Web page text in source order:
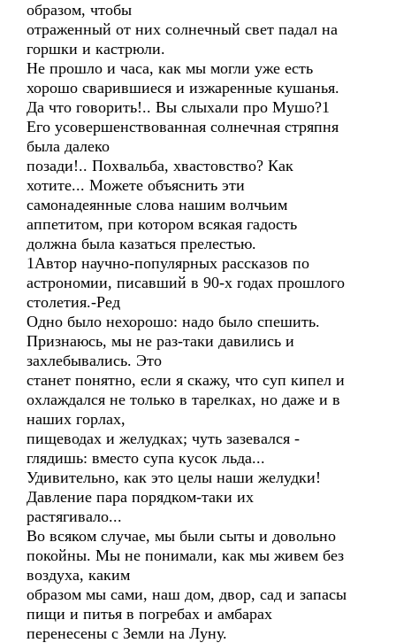
образом, чтобы
отраженный от них солнечный свет падал на
горшки и кастрюли.
Не прошло и часа, как мы могли уже есть
хорошо сварившиеся и изжаренные кушанья.
Да что говорить!.. Вы слыхали про Мушо?1
Его усовершенствованная солнечная стряпня
была далеко
позади!.. Похвальба, хвастовство? Как
хотите... Можете объяснить эти
самонадеянные слова нашим волчьим
аппетитом, при котором всякая гадость
должна была казаться прелестью.
1Автор научно-популярных рассказов по
астрономии, писавший в 90-х годах прошлого
столетия.-Ред
Одно было нехорошо: надо было спешить.
Признаюсь, мы не раз-таки давились и
захлебывались. Это
станет понятно, если я скажу, что суп кипел и
охлаждался не только в тарелках, но даже и в
наших горлах,
пищеводах и желудках; чуть зазевался -
глядишь: вместо супа кусок льда...
Удивительно, как это целы наши желудки!
Давление пара порядком-таки их
растягивало...
Во всяком случае, мы были сыты и довольно
покойны. Мы не понимали, как мы живем без
воздуха, каким
образом мы сами, наш дом, двор, сад и запасы
пищи и питья в погребах и амбарах
перенесены с Земли на Луну.